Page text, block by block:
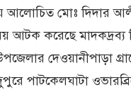
আলোচিত মোঃ দিদার
আটক করেছে মাদকদ্রব্য
দেওয়ানীপাড়া
পাটকেলঘাটা